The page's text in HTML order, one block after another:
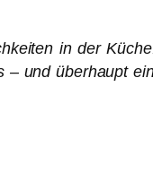
in der
und überhaupt